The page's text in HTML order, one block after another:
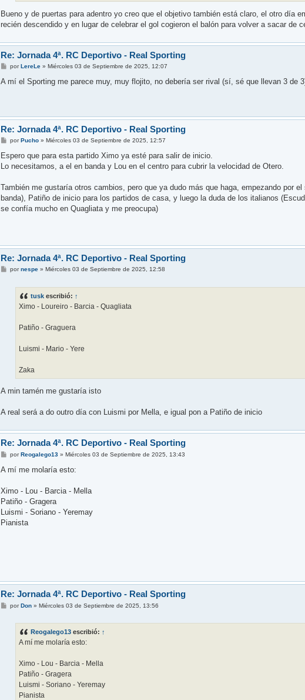
Bueno y de puertas para adentro yo creo que el objetivo también está claro, el otro día
recién descendido y en lugar de celebrar el gol cogieron el balón para volver a sacar de
Re: Jornada 4ª. RC Deportivo - Real Sporting
M
n
por LereLe » Miércoles 03 de Septiembre de 2025, 12:07
A mí el Sporting me parece muy, muy flojito, no debería ser rival (sí, sé que llevan 3 de
Re: Jornada 4ª. RC Deportivo - Real Sporting
M
n
s
a
por Pucho » Miércoles 03 de Septiembre de 2025, 12:57
Espero que para esta partido Ximo ya esté para salir de inicio.
Lo necesitamos, a el en banda y Lou en el centro para cubrir la velocidad de Otero.
También me gustaría otros cambios, pero que ya dudo más que haga, empezando por
banda), Patiño de inicio para los partidos de casa, y luego la duda de los italianos
se confía mucho en Quagliata y me preocupa)
Re: Jornada 4ª. RC Deportivo - Real Sporting
Mpornespe » Miércoles 03 de Septiembre de 2025, 12:58
tusk escribió: ↑
Ximo - Loureiro - Barcia - Quagliata
Patiño - Graguera
Luismi - Mario - Yere
Zaka
A min tamén me gustaría isto
A real será a do outro día con Luismi por Mella, e igual pon a Patiño de inicio
Re: Jornada 4ª. RC Deportivo - Real Sporting
M
n
j
porReogalego13 »Miércoles 03 de Septiembre de 2025, 13:43
A mí me molaría esto:
Ximo - Lou - Barcia - Mella
Patiño - Gragera
Luismi - Soriano - Yeremay
Pianista
Re: Jornada 4ª. RC Deportivo - Real Sporting
MporDon »Miércoles 03 de Septiembre de 2025, 13:56
Reogalego13 escribió: ↑
A mí me molaría esto:
Ximo - Lou - Barcia - Mella
Patiño - Gragera
Luismi - Soriano - Yeremay
Pianista